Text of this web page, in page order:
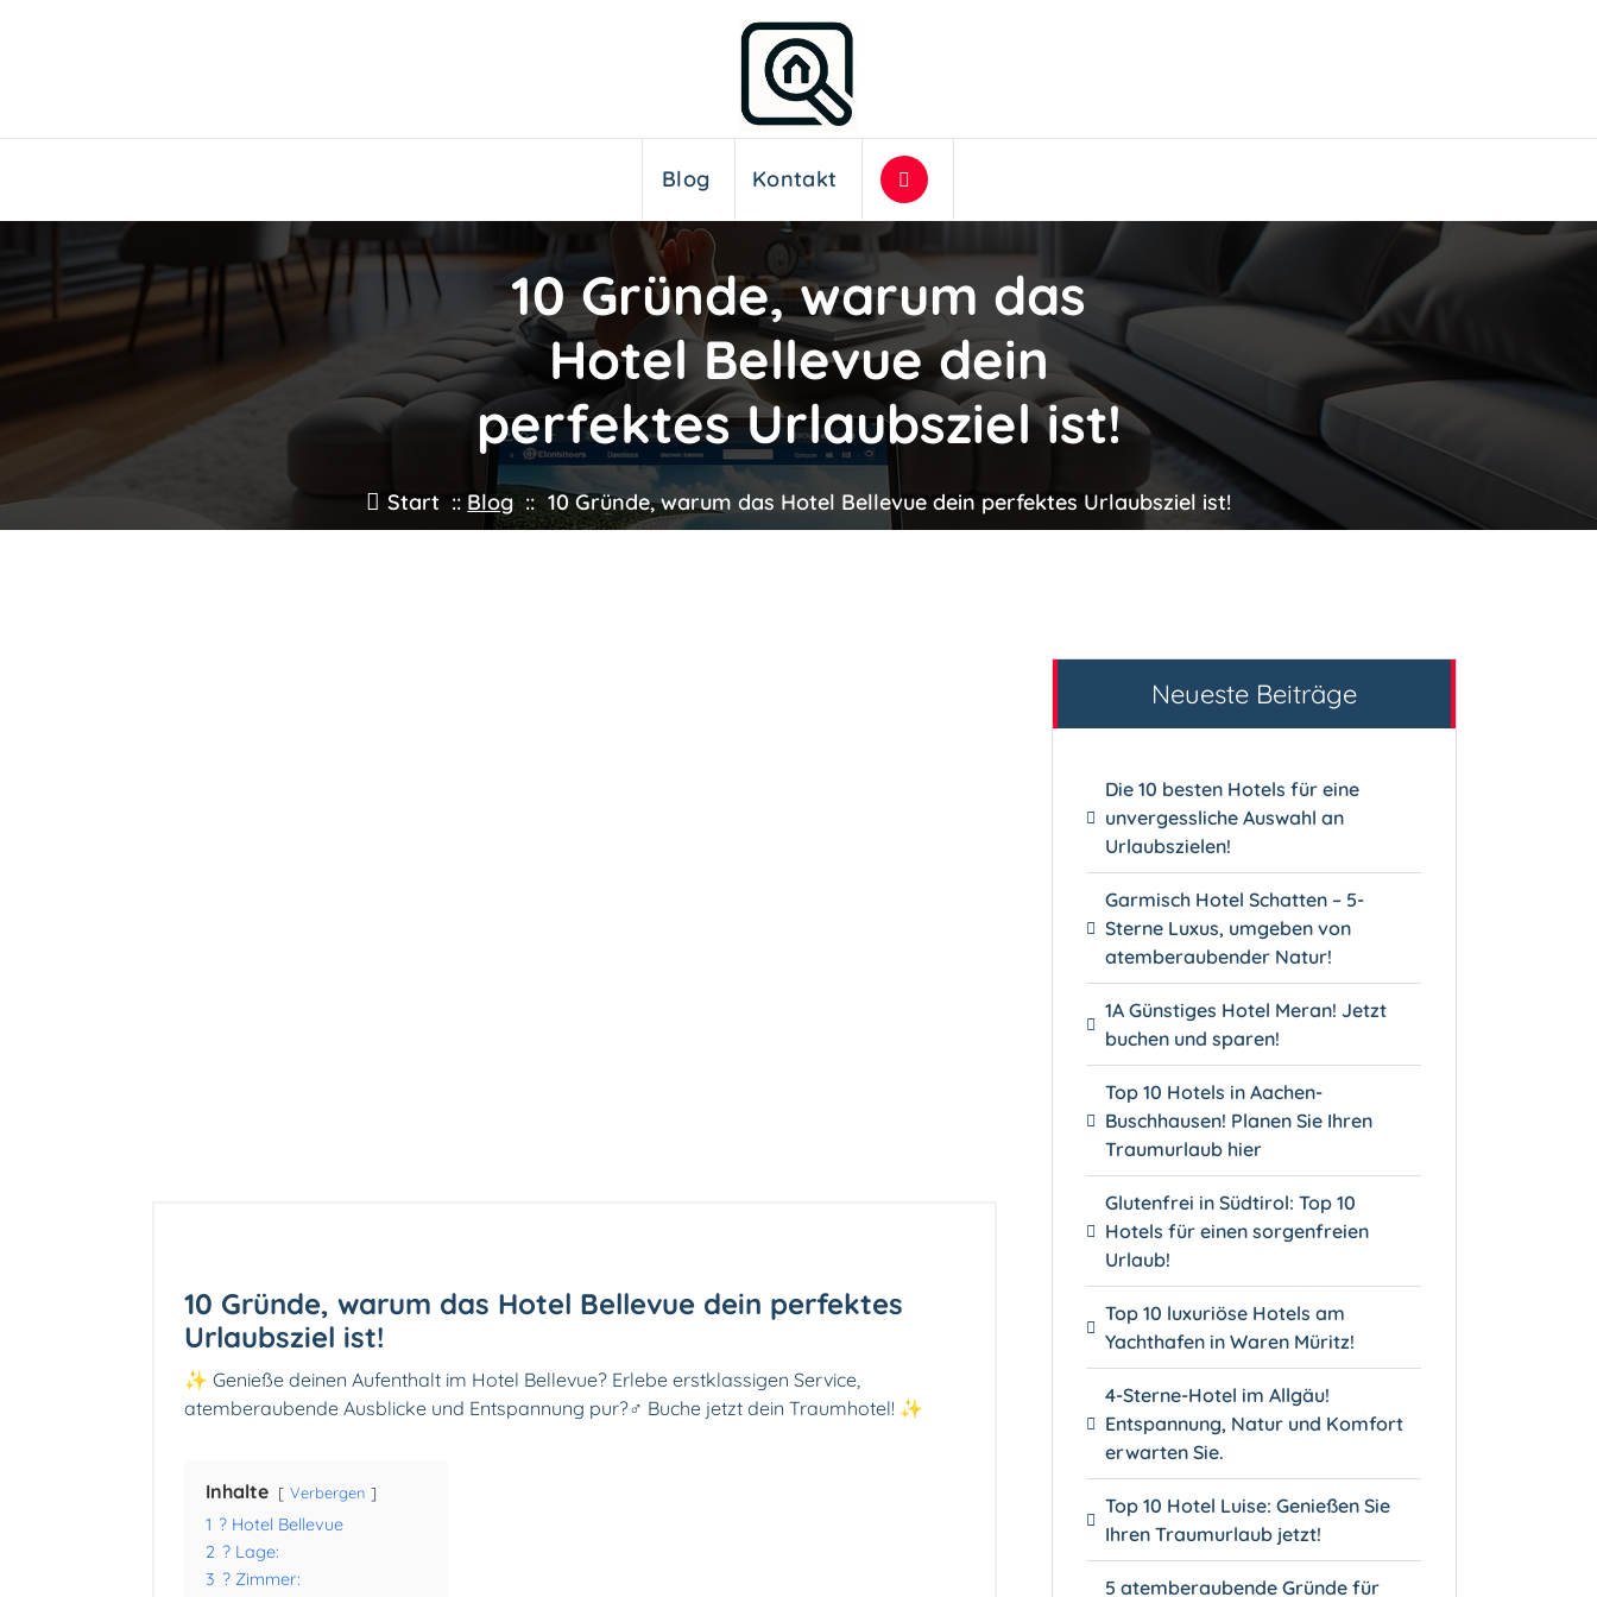
Blog Kontakt
10 Gründe, warum das
Hotel Bellevue dein
perfektes Urlaubsziel ist!
Start :: Blog:: 10 Gründe, warum das Hotel Bellevue dein perfektes Urlaubsziel ist!
10 Gründe, warum das Hotel Bellevue dein perfektes
Urlaubsziel ist!
✨ Genieße deinen Aufenthalt im Hotel Bellevue? Erlebe erstklassigen Service,
atemberaubende Ausblicke und Entspannung pur?‍♂️ Buche jetzt dein Traumhotel! ✨
Inhalte Verbergen
1 ? Hotel Bellevue
2 ? Lage:
3 ?️ Zimmer:
Neueste Beiträge
Die 10 besten Hotels für eine
unvergessliche Auswahl an
Urlaubszielen!
Garmisch Hotel Schatten – 5-
Sterne Luxus, umgeben von
atemberaubender Natur!
1A Günstiges Hotel Meran! Jetzt
buchen und sparen!
Top 10 Hotels in Aachen-
Buschhausen! Planen Sie Ihren
Traumurlaub hier
Glutenfrei in Südtirol: Top 10
Hotels für einen sorgenfreien
Urlaub!
Top 10 luxuriöse Hotels am
Yachthafen in Waren Müritz!
4-Sterne-Hotel im Allgäu!
Entspannung, Natur und Komfort
erwarten Sie.
Top 10 Hotel Luise: Genießen Sie
Ihren Traumurlaub jetzt!
5 atemberaubende Gründe für